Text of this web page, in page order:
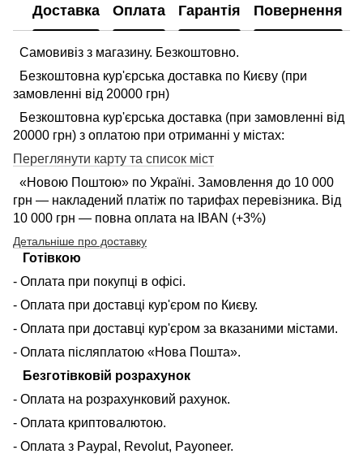
Доставка Оплата Гарантія Повернення
Самовивіз з магазину. Безкоштовно.
Безкоштовна кур'єрська доставка по Києву (при
замовленні від 20000 грн)
Безкоштовна кур'єрська доставка (при замовленні від
20000 грн) з оплатою при отриманні у містах:
Переглянути карту та список міст
«Новою Поштою» по Україні. Замовлення до 10 000
грн — накладений платіж по тарифах перевізника. Від
10 000 грн — повна оплата на IBAN (+3%)
Детальніше про доставку
Готівкою
- Оплата при покупці в офісі.
- Оплата при доставці кур'єром по Києву.
- Оплата при доставці кур'єром за вказаними містами.
- Оплата післяплатою «Нова Пошта».
Безготівковій розрахунок
- Оплата на розрахунковий рахунок.
- Оплата криптовалютою.
- Оплата з Paypal, Revolut, Payoneer.